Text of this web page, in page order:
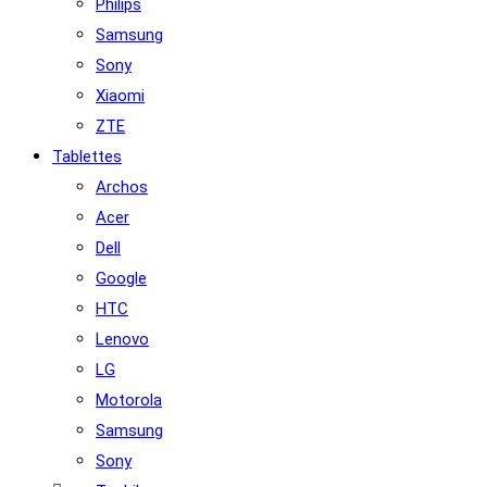
Philips
Samsung
Sony
Xiaomi
ZTE
Tablettes
Archos
Acer
Dell
Google
HTC
Lenovo
LG
Motorola
Samsung
Sony